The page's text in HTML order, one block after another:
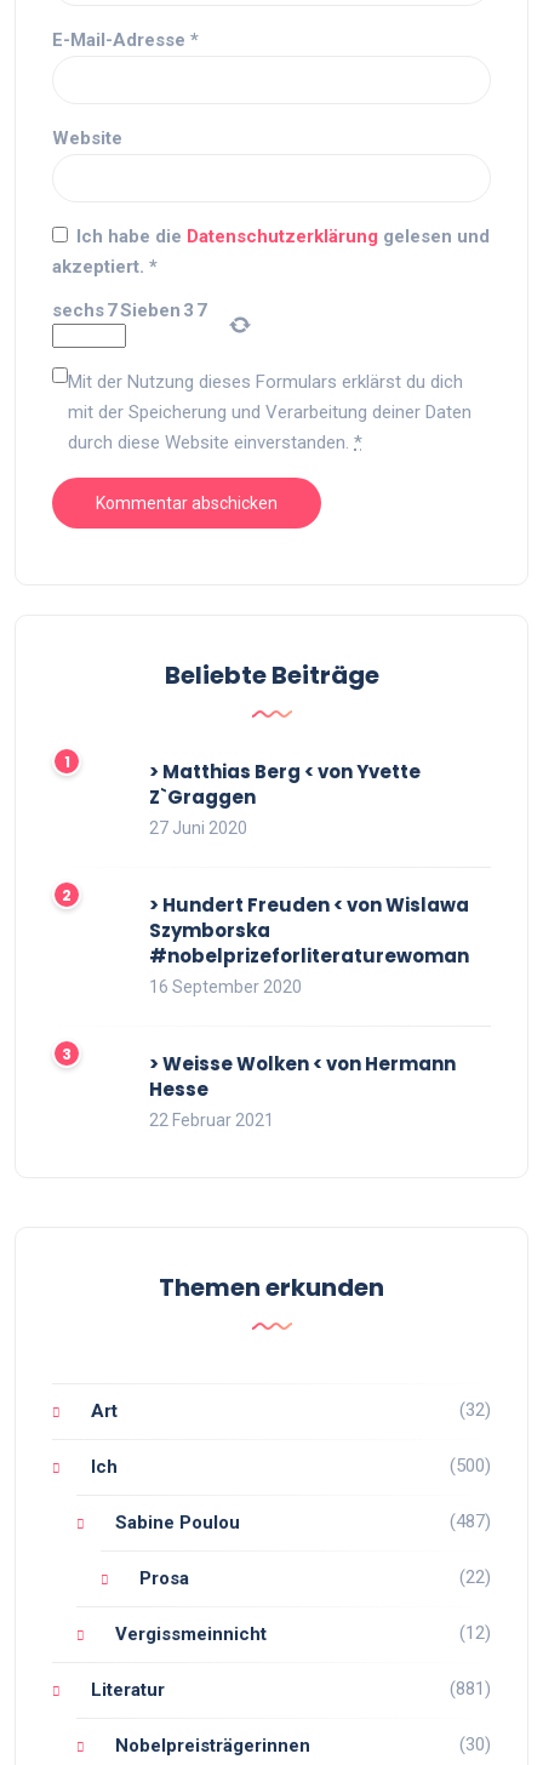
E-Mail-Adresse *
Website
Ich habe die Datenschutzerklärung gelesen und
akzeptiert. *
sechs7Sieben 3 7
Mit der Nutzung dieses Formulars erklärst du dich
mit der Speicherung und Verarbeitung deiner Daten
durch diese Website einverstanden. *
Beliebte Beiträge
> Matthias Berg < von Yvette
Z`Graggen
27 Juni 2020
> Hundert Freuden < von Wislawa
Szymborska
#nobelprizeforliteraturewoman
16 September 2020
> Weisse Wolken < von Hermann
Hesse
22 Februar 2021
Themen erkunden
Art (32)
Ich (500)
Sabine Poulou (487)
Prosa (22)
Vergissmeinnicht (12)
Literatur (881)
Nobelpreisträgerinnen (30)